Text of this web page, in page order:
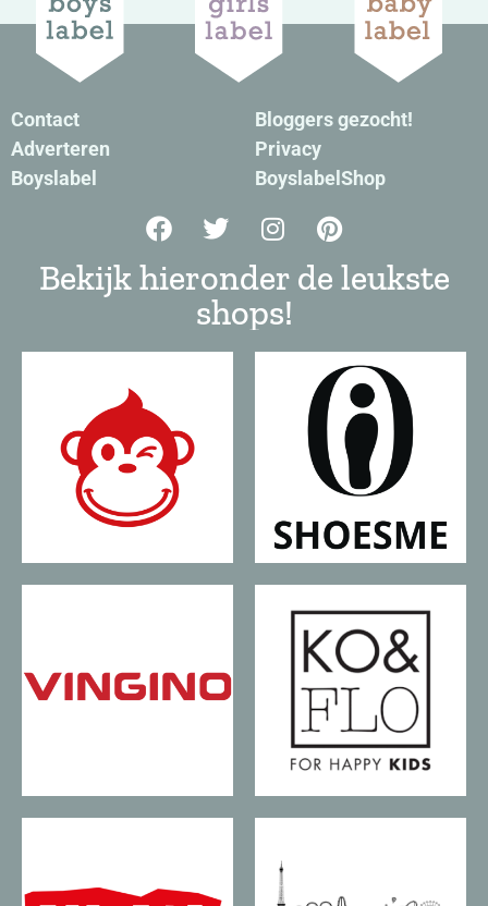
Contact
Adverteren
Boyslabel
Bloggers gezocht!
Privacy
BoyslabelShop
Bekijk hieronder de leukste
shops!